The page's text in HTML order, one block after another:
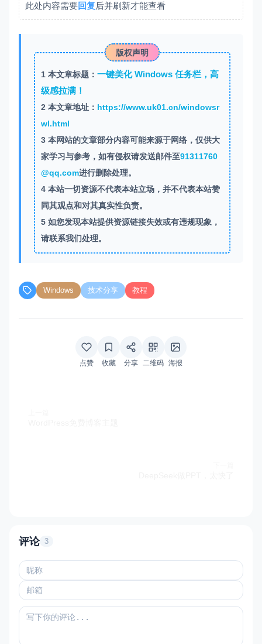
此处内容需要回复后并刷新才能查看
版权声明
1本文章标题： 一键美化 Windows 任务栏，高
级感拉满！
2本文章地址： https://www.uk01.cn/windowsr
wl.html
3本网站的文章部分内容可能来源于网络，仅供大
家学习与参考，如有侵权请发送邮件至91311760
@qq.com进行删除处理。
4本站一切资源不代表本站立场，并不代表本站赞
同其观点和对其真实性负责。
5如您发现本站提供资源链接失效或有违规现象，
请联系我们处理。
Windows 技术分享 教程
点赞 收藏 分享 二维码 海报
评论 3